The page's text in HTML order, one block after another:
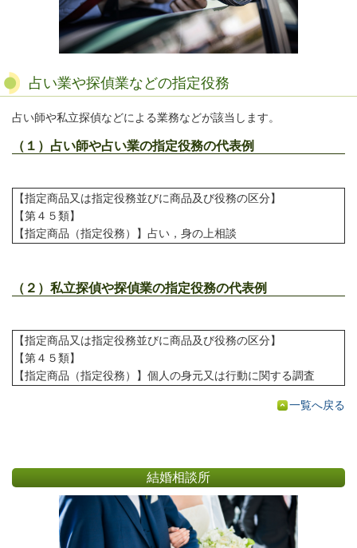
占い業や探偵業などの指定役務
占い師や私立探偵などによる業務などが該当します。
（１）占い師や占い業の指定役務の代表例
【指定商品又は指定役務並びに商品及び役務の区分】
【第４５類】
【指定商品（指定役務）】占い，身の上相談
（２）私立探偵や探偵業の指定役務の代表例
【指定商品又は指定役務並びに商品及び役務の区分】
【第４５類】
【指定商品（指定役務）】個人の身元又は行動に関する調査
一覧へ戻る
結婚相談所